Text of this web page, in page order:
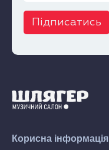
Підписатись
Корисна інформація